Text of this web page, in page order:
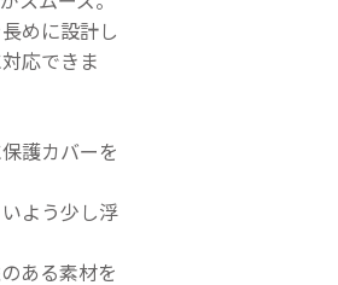
めに設計し
応できま
護カバーを
よう少し浮
ある素材を